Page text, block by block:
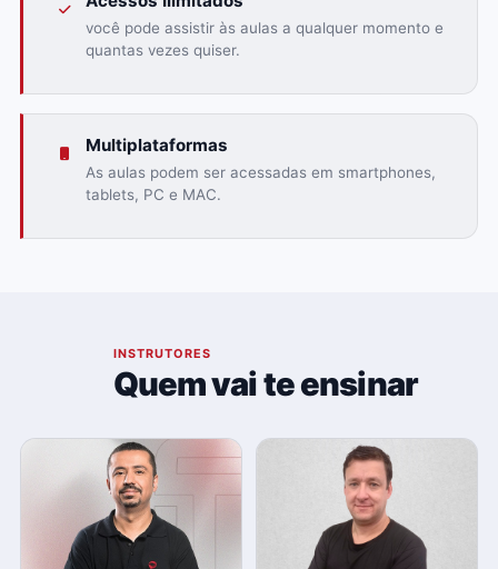
você pode assistir às aulas a qualquer momento e
quantas vezes quiser.
Multiplataformas
As aulas podem ser acessadas em smartphones,
tablets, PC e MAC.
INSTRUTORES
Quem vai te ensinar